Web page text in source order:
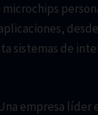
sistemas de
empresa líder